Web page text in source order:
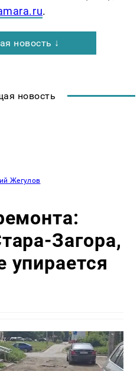
.
новость ↓
новость
Жегулов
Загора,
упирается